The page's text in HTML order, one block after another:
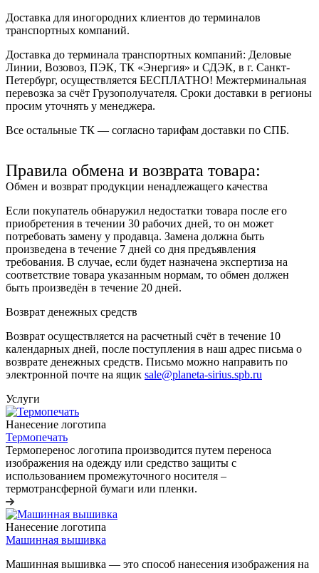
Доставка для иногородних клиентов до терминалов
транспортных компаний.
Доставка до терминала транспортных компаний: Деловые
Линии, Возовоз, ПЭК, ТК «Энергия» и СДЭК, в г. Санкт-
Петербург, осуществляется БЕСПЛАТНО! Межтерминальная
перевозка за счёт Грузополучателя. Сроки доставки в регионы
просим уточнять у менеджера.
Все остальные ТК — согласно тарифам доставки по СПБ.
Правила обмена и возврата товара:
Обмен и возврат продукции ненадлежащего качества
Если покупатель обнаружил недостатки товара после его
приобретения в течении 30 рабочих дней, то он может
потребовать замену у продавца. Замена должна быть
произведена в течение 7 дней со дня предъявления
требования. В случае, если будет назначена экспертиза на
соответствие товара указанным нормам, то обмен должен
быть произведён в течение 20 дней.
Возврат денежных средств
Возврат осуществляется на расчетный счёт в течение 10
календарных дней, после поступления в наш адрес письма о
возврате денежных средств. Письмо можно направить по
электронной почте на ящик sale@planeta-sirius.spb.ru
Услуги
Нанесение логотипа
Термопечать
Термоперенос логотипа производится путем переноса
изображения на одежду или средство защиты с
использованием промежуточного носителя –
термотрансферной бумаги или пленки.
Нанесение логотипа
Машинная вышивка
Машинная вышивка — это способ нанесения изображения на